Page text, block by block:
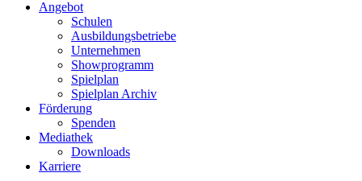
Angebot
Schulen
Ausbildungsbetriebe
Unternehmen
Showprogramm
Spielplan
Spielplan Archiv
Förderung
Spenden
Mediathek
Downloads
Karriere